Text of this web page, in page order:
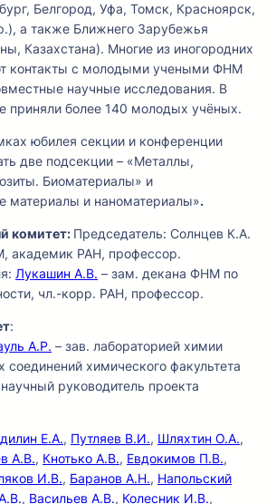
Белгород, Уфа, Томск, Красноярск,
а также Ближнего Зарубежья
Казахстана). Многие из иногородних
контакты с молодыми учеными ФНМ
научные исследования. В
приняли более 140 молодых учёных.
юбилея секции и конференции
две подсекции – «Металлы,
Биоматериалы» и
материалы и наноматериалы».
комитет: Председатель: Солнцев К.А.
академик РАН, профессор.
Лукашин А.В. – зам. декана ФНМ по
чл.-корр. РАН, профессор.
:
А.Р. – зав. лабораторией химии
соединений химического факультета
руководитель проекта
Е.А., Путляев В.И., Шляхтин О.А.,
А.В., Кнотько А.В., Евдокимов П.В.,
И.В., Баранов А.Н., Напольский
, Васильев А.В., Колесник И.В.,